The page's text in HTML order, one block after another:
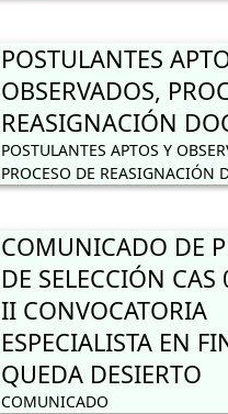
POSTULANTES
OBSERVADOS,
REASIGNACIÓN
POSTULANTES APTOS Y
PROCESO DE REASIGNACIÓN
COMUNICADO DE
DE SELECCIÓN
II CONVOCATORIA
ESPECIALISTA EN
QUEDA DESIERTO
COMUNICADO